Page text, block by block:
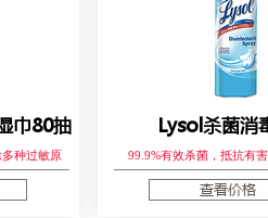
巾80抽
种过敏原
Lysol杀菌消
99.9%有效杀菌，抵抗有
查看价格